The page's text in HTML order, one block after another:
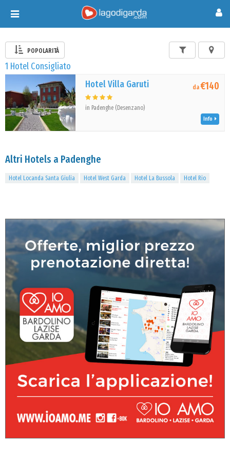
Toggle
navigation
POPOLARITÀ
1 Hotel Consigliato
Hotel Villa Garuti
in Padenghe (Desenzano)
da€140
Info
Altri Hotels a Padenghe
Hotel Locanda Santa Giulia Hotel West Garda Hotel La Bussola Hotel Rio